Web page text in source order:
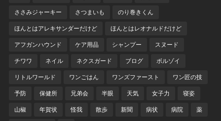
ささみジャーキー さつまいも のり巻きくん
ほんとはアレキサンダーだけど ほんとはレオナルドだけど
アフガンハウンド ケア用品 シャンプー スヌード
チワワ ネイル ネクスガード ブログ ボルゾイ
リトルワールド ワンごはん ワンズファースト ワン匠の技
予防 保健所 兄弟会 半眼 天気 女子力 寝姿
山椒 年賀状 怪我 散歩 新聞 病状 病院 薬